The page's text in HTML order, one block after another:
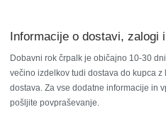
Informacije o dostavi, zalogi
Dobavni rok črpalk je običajno 10-30
večino izdelkov tudi dostava do kupca
dostava. Za vse dodatne informacije in
pošljite povpraševanje.